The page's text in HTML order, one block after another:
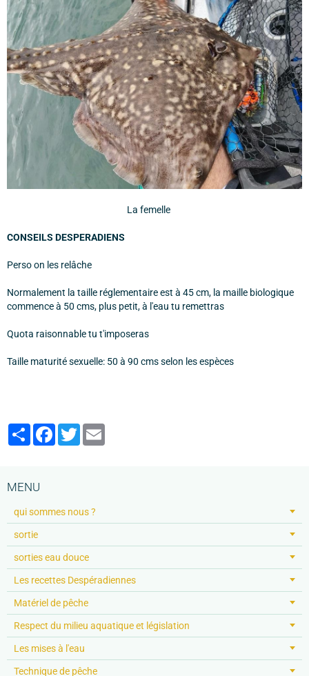
La femelle
CONSEILS DESPERADIENS
Perso on les relâche
Normalement la taille réglementaire est à 45 cm, la maille biologique
commence à 50 cms, plus petit, à l'eau tu remettras
Quota raisonnable tu t'imposeras
Taille maturité sexuelle: 50 à 90 cms selon les espèces
PartagerFacebook
Twitter
MENU
qui sommes nous ?
sortie
sorties eau douce
Les recettes Despéradiennes
Matériel de pêche
Respect du milieu aquatique et législation
Les mises à l'eau
Technique de pêche